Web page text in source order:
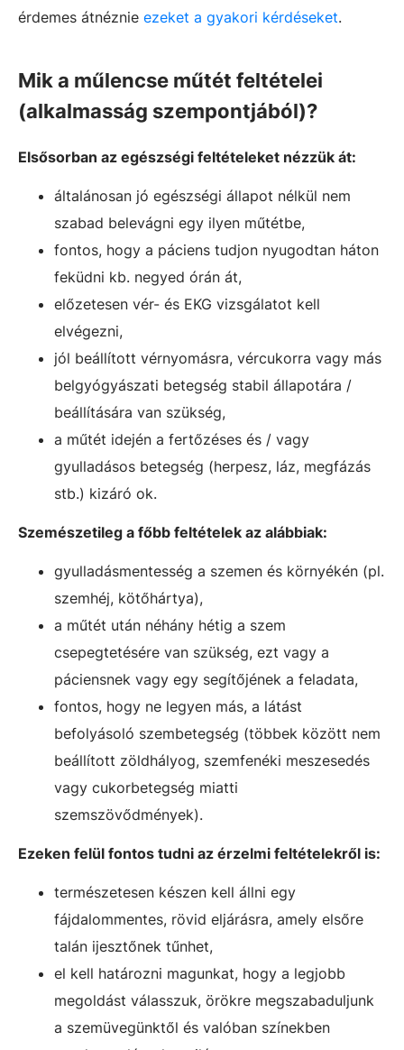
érdemes átnéznie ezeket a gyakori kérdéseket.
Mik a műlencse műtét feltételei
(alkalmasság szempontjából)?
Elsősorban az egészségi feltételeket nézzük át:
általánosan jó egészségi állapot nélkül nem
szabad belevágni egy ilyen műtétbe,
fontos, hogy a páciens tudjon nyugodtan háton
feküdni kb. negyed órán át,
előzetesen vér- és EKG vizsgálatot kell
elvégezni,
jól beállított vérnyomásra, vércukorra vagy más
belgyógyászati betegség stabil állapotára /
beállítására van szükség,
a műtét idején a fertőzéses és / vagy
gyulladásos betegség (herpesz, láz, megfázás
stb.) kizáró ok.
Szemészetileg a főbb feltételek az alábbiak:
gyulladásmentesség a szemen és környékén (pl.
szemhéj, kötőhártya),
a műtét után néhány hétig a szem
csepegtetésére van szükség, ezt vagy a
páciensnek vagy egy segítőjének a feladata,
fontos, hogy ne legyen más, a látást
befolyásoló szembetegség (többek között nem
beállított zöldhályog, szemfenéki meszesedés
vagy cukorbetegség miatti
szemszövődmények).
Ezeken felül fontos tudni az érzelmi feltételekről is:
természetesen készen kell állni egy
fájdalommentes, rövid eljárásra, amely elsőre
talán ijesztőnek tűnhet,
el kell határozni magunkat, hogy a legjobb
megoldást válasszuk, örökre megszabaduljunk
a szemüvegünktől és valóban színekben